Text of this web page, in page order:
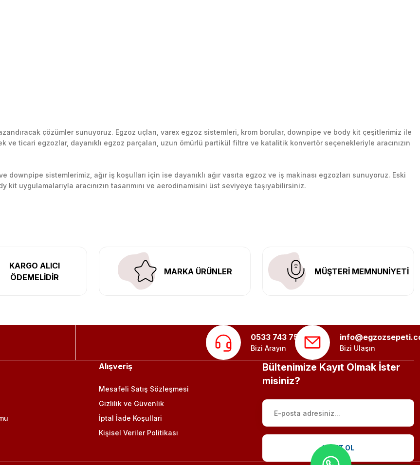
çözümler sunuyoruz. Egzoz uçları, varex egzoz sistemleri, krom borular, downpipe ve body kit çeşitlerimiz ile
ve ticari egzozlar, dayanıklı egzoz parçaları, uzun ömürlü partikül filtre ve katalitik konvertör seçenekleriyle aracınızın
sistemlerimiz, ağır iş koşulları için ise dayanıklı ağır vasıta egzoz ve iş makinası egzozları sunuyoruz. Eski
uygulamalarıyla aracınızın tasarımını ve aerodinamisini üst seviyeye taşıyabilirsiniz.
merkezimizde profesyonel montaj yapıyor, Türkiye’nin her yerine güvenli kargo ile teslimat gerçekleştiriyoruz.
KARGO ALICI
ÖDEMELİDİR
MARKA ÜRÜNLER MÜŞTERİ MEMNUNİYETİ
0533 743 75 56
Bizi Arayın Bizi Ulaşın
Alışveriş
Mesafeli Satış Sözleşmesi
Gizlilik ve Güvenlik
İptal İade Koşullari
Kişisel Veriler Politikası
Bültenimize Kayıt Olmak İster
misiniz?
KAYIT OL